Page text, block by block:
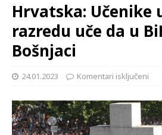
Hrvatska: Učenike
razredu uče da u
Bošnjaci
24.01.2023 Komentari isključeni